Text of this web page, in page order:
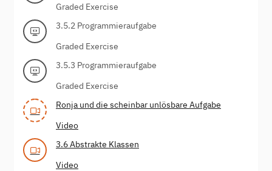
Graded Exercise
3.5.2 Programmieraufgabe
Graded Exercise
3.5.3 Programmieraufgabe
Graded Exercise
Ronja und die scheinbar unlösbare Aufgabe
Video
3.6 Abstrakte Klassen
Video